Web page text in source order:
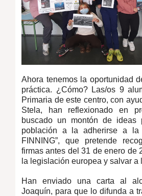
Ahora tenemos la oportunidad
práctica. ¿Cómo? Las/os 9
Primaria de este centro, con
Stela, han reflexionado en
buscado un montón de ideas
población a la adherirse a la
FINNING”, que pretende
firmas antes del 31 de enero de
la legislación europea y salvar a
Han enviado una carta al
Joaquín, para que lo difunda a